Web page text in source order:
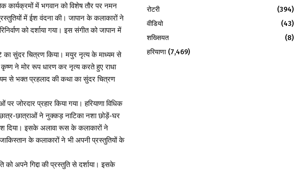
कार्यक्रमों में भगवान को विशेष तौर पर नमन
में ईश वंदना की। जापान के कलाकारों ने
को दर्शाया गया। इस संगीत को जापान में
सुंदर चित्रण किया। मयुर नृत्य के माध्यम से
कृष्ण ने मोर रूप धारण कर नृत्य करते हुए राधा
से भक्त प्रहलाद की कथा का सुंदर चित्रण
जोरदार प्रहार किया गया। हरियाणा विधिक
छात्राओं ने नुक्कड़ नाटिका नशा छोड़ें-घर
दिया। इसके अलावा रूस के कलाकारों ने
के कलाकारों ने भी अपनी प्रस्तुतियों के
अपने गिद्दा की प्रस्तुति से दर्शाया। इसके
रोटरी
(394)
वीडियो
(43)
शख्सियत
(8)
हरियाणा(7,469)